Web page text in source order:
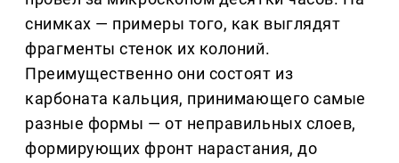
снимках — примеры того, как выглядят
фрагменты стенок их колоний.
Преимущественно они состоят из
карбоната кальция, принимающего самые
разные формы — от неправильных слоев,
формирующих фронт нарастания, до